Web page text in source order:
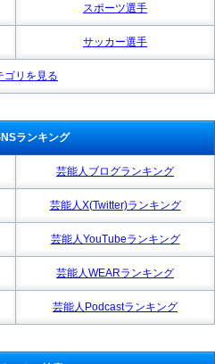
スポーツ選手
サッカー選手
ゴリを見る
ランキング
芸能人ブログランキング
芸能人X(Twitter)ランキング
芸能人YouTubeランキング
芸能人WEARランキング
芸能人Podcastランキング